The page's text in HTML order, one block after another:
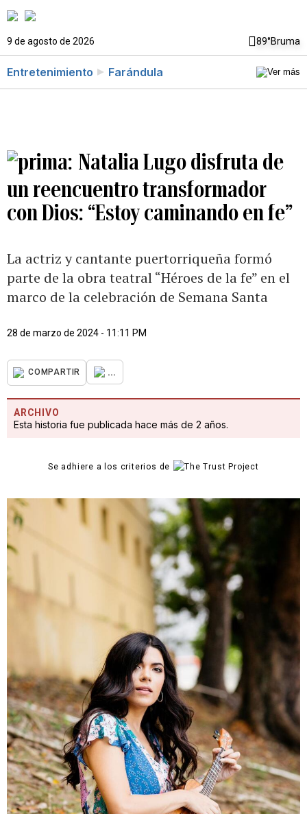
9 de agosto de 2026 89°Bruma
Entretenimiento Farándula
Natalia Lugo disfruta de
un reencuentro transformador
con Dios: “Estoy caminando en fe”
La actriz y cantante puertorriqueña formó
parte de la obra teatral “Héroes de la fe” en el
marco de la celebración de Semana Santa
28 de marzo de 2024 - 11:11 PM
COMPARTIR ...
ARCHIVO
Esta historia fue publicada hace más de 2 años.
Se adhiere a los criterios de